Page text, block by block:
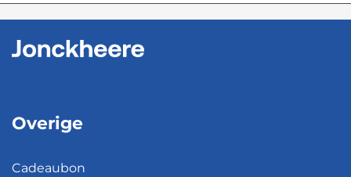
Overige
Cadeaubon